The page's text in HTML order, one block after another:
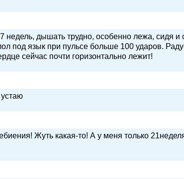
дышать трудно, особенно лежа, сидя и
под язык при пульсе больше 100 ударов.
сейчас почти горизонтально лежит!
Жуть какая-то! А у меня только